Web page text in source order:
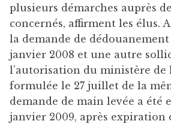
plusieurs démarches auprès
concernés, affirment les élus.
la demande de
janvier 2008 et une autre
l’autorisation du ministère de
formulée le 27 juillet de la
demande de main levée a été
janvier 2009, après expiration